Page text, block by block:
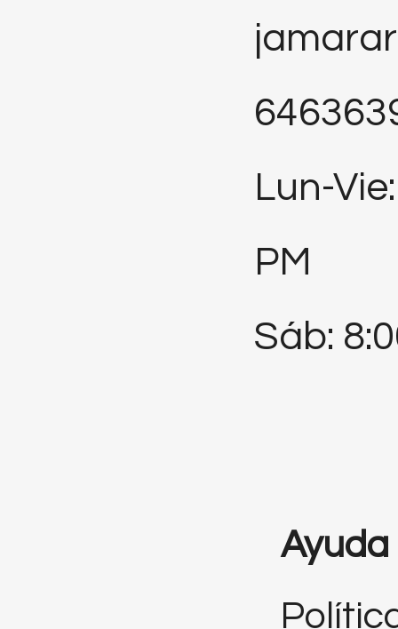
Lun-
PM
Sáb:
Ayuda